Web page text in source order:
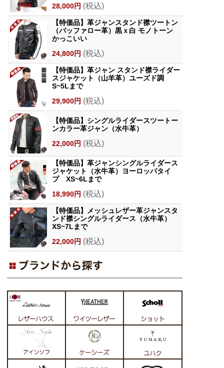
28,000円 (税込)
【特価品】革ジャンスタンド襟ツートン
（バッファロー革）黒ｘ白 モノトーン
かっこいい
24,800円 (税込)
【特価品】革ジャン スタンド襟ライダー
スジャケット（山羊革）ユーズド調
S~5Lまで
29,900円 (税込)
【特価品】シングルライダースツートー
ンカラー革ジャン（水牛革）
22,000円 (税込)
【特価品】革ジャンシングルライダース
ジャケット（水牛革）ヨーロッパタイ
プ XS~6Lまで
18,990円 (税込)
【特価品】メッシュレザー革ジャンスタ
ンド襟シングルライダース（水牛革）
XS~7Lまで
22,000円 (税込)